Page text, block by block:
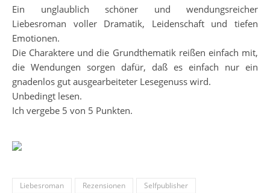
Ein unglaublich schöner und wendungsreicher
Liebesroman voller Dramatik, Leidenschaft und tiefen
Emotionen.
Die Charaktere und die Grundthematik reißen einfach mit,
die Wendungen sorgen dafür, daß es einfach nur ein
gnadenlos gut ausgearbeiteter Lesegenuss wird.
Unbedingt lesen.
Ich vergebe 5 von 5 Punkten.
Liebesroman Rezensionen Selfpublisher